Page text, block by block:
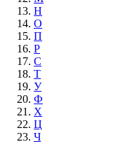
Н
О
П
Р
С
Т
У
Ф
Х
Ц
Ч